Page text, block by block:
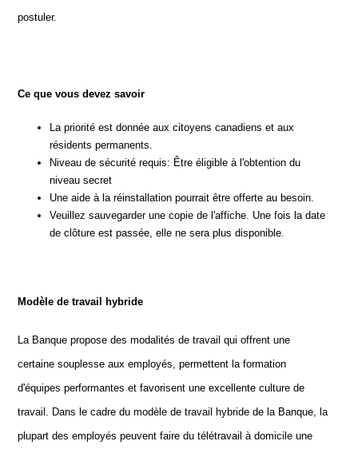
postuler.
Ce que vous devez savoir
La priorité est donnée aux citoyens canadiens et aux
résidents permanents.
Niveau de sécurité requis: Être éligible à l'obtention du
niveau secret
Une aide à la réinstallation pourrait être offerte au besoin.
Veuillez sauvegarder une copie de l'affiche. Une fois la date
de clôture est passée, elle ne sera plus disponible.
Modèle de travail hybride
La Banque propose des modalités de travail qui offrent une
certaine souplesse aux employés, permettent la formation
d'équipes performantes et favorisent une excellente culture de
travail. Dans le cadre du modèle de travail hybride de la Banque, la
plupart des employés peuvent faire du télétravail à domicile une